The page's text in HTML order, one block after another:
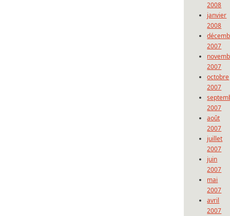
2008
janvier
2008
2007
2007
octobre
2007
2007
août
2007
juillet
2007
juin
2007
mai
2007
avril
2007